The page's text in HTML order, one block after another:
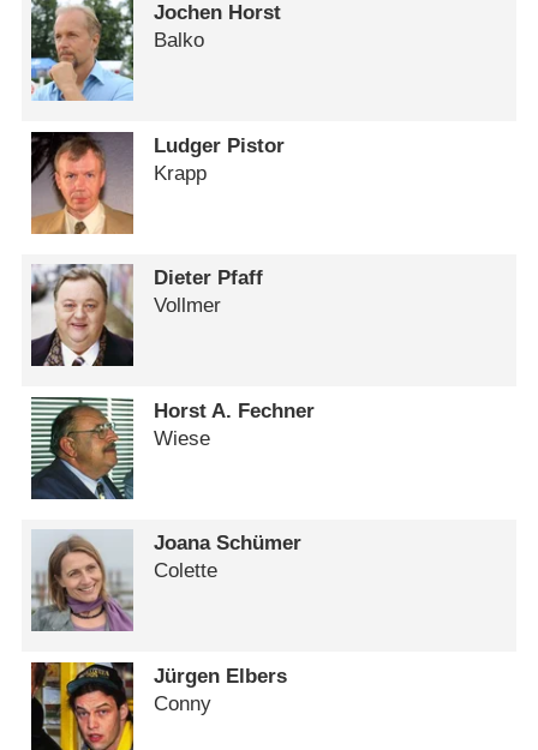
Jochen Horst
Balko
Ludger Pistor
Krapp
Dieter Pfaff
Vollmer
Horst A. Fechner
Wiese
Joana Schümer
Colette
Jürgen Elbers
Conny